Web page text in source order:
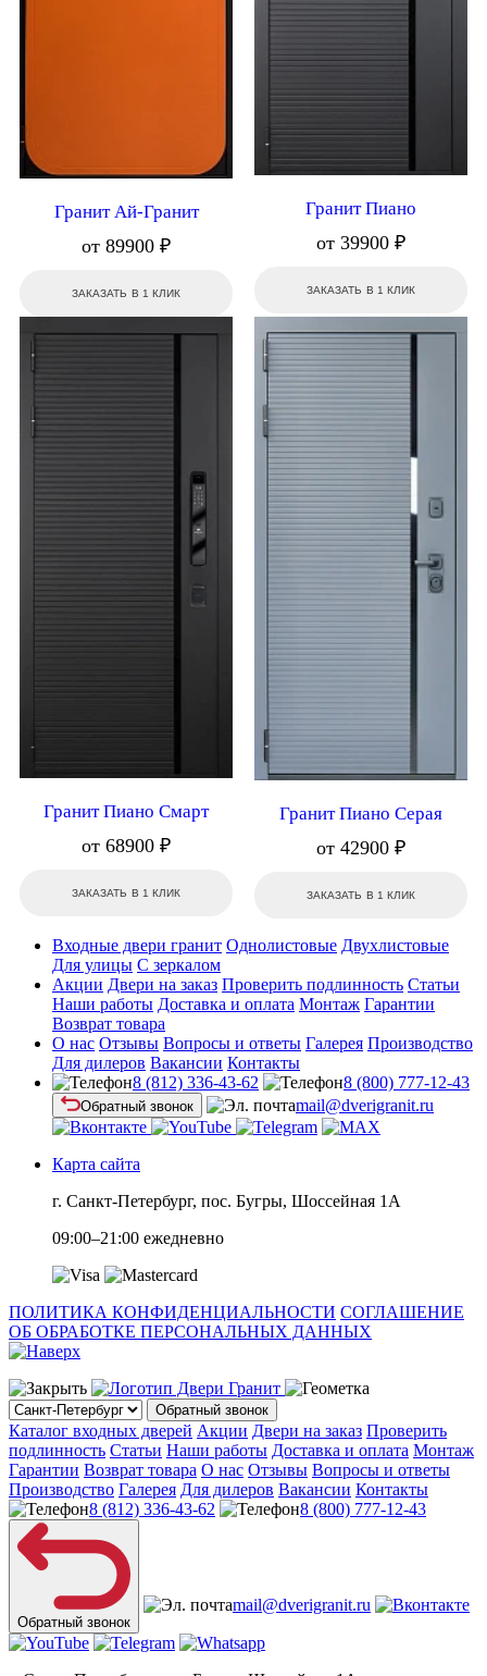
Гранит Ай-Гранит
от 89900 ₽
ЗАКАЗАТЬ В 1 КЛИК
Гранит Пиано
от 39900 ₽
ЗАКАЗАТЬ В 1 КЛИК
Гранит Пиано Смарт
от 68900 ₽
ЗАКАЗАТЬ В 1 КЛИК
Гранит Пиано Серая
от 42900 ₽
ЗАКАЗАТЬ В 1 КЛИК
Входные двери гранит Однолистовые Двухлистовые
Для улицы С зеркалом
Акции Двери на заказ Проверить подлинность Статьи
Наши работы Доставка и оплата Монтаж Гарантии
Возврат товара
О нас Отзывы Вопросы и ответы Галерея Производство
Для дилеров Вакансии Контакты
8 (812) 336-43-62
8 (800) 777-12-43
Обратный звонок mail@dverigranit.ru
Карта сайта
г. Санкт-Петербург, пос. Бугры, Шоссейная 1А
09:00–21:00 ежедневно
ПОЛИТИКА КОНФИДЕНЦИАЛЬНОСТИ СОГЛАШЕНИЕ
ОБ ОБРАБОТКЕ ПЕРСОНАЛЬНЫХ ДАННЫХ
Обратный звонок
Каталог входных дверей Акции Двери на заказ Проверить
подлинность Статьи Наши работы Доставка и оплата Монтаж
Гарантии Возврат товара О нас Отзывы Вопросы и ответы
Производство Галерея Для дилеров Вакансии Контакты
8 (812) 336-43-62
8 (800) 777-12-43
Обратный звонок
mail@dverigranit.ru